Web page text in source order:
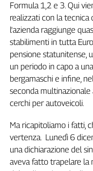
Talk
La
settimana
Collettiva
Girasoli
Il
Sassolino
Linea
Tech
It
Easy
Formula 1,2 e 3. Qui
realizzati con la tecnica
l'azienda raggiunge
stabilimenti in tutta
pensione statunitense,
un periodo in capo a
bergamaschi e infine,
seconda
cerchi per autoveicoli.
Ma ricapitoliamo i fatti,
vertenza. Lunedì 6
una dichiarazione del
aveva fatto trapelare la